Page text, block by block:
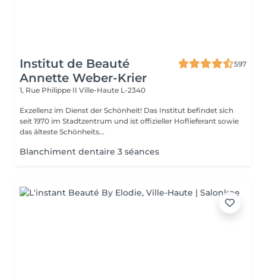
Institut de Beauté
Annette Weber-Krier
597
1, Rue Philippe II Ville-Haute L-2340
Exzellenz im Dienst der Schönheit! Das Institut befindet sich
seit 1970 im Stadtzentrum und ist offizieller Hoflieferant sowie
das älteste Schönheits...
Blanchiment dentaire 3 séances